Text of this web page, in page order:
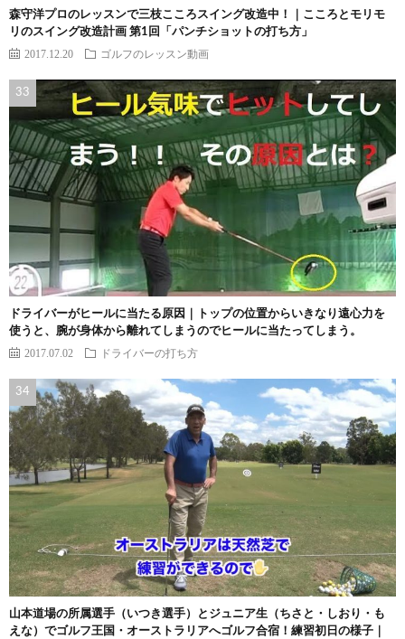
森守洋プロのレッスンで三枝こころスイング改造中！｜こころとモリモ
リのスイング改造計画 第1回「パンチショットの打ち方」
2017.12.20 ゴルフのレッスン動画
ドライバーがヒールに当たる原因｜トップの位置からいきなり遠心力を
使うと、腕が身体から離れてしまうのでヒールに当たってしまう。
2017.07.02 ドライバーの打ち方
山本道場の所属選手（いつき選手）とジュニア生（ちさと・しおり・も
えな）でゴルフ王国・オーストラリアへゴルフ合宿！練習初日の様子｜